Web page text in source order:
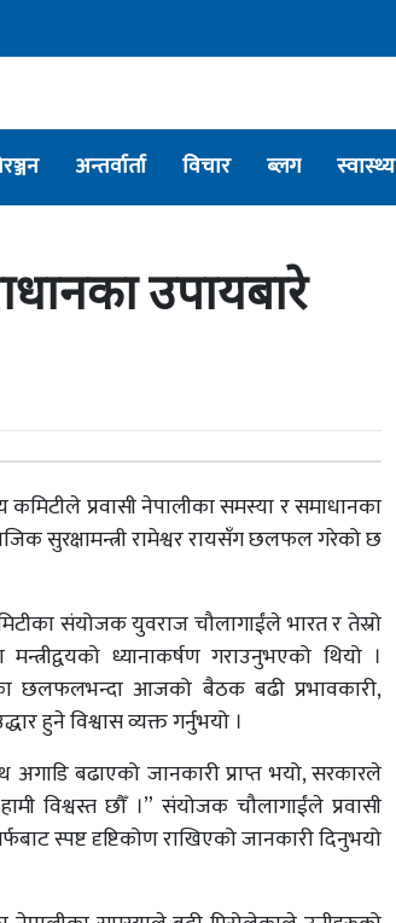
अन्तर्वार्ता विचार ब्लग स्वास्थ्य
उपायबारे
प्रवासी नेपालीका समस्या र समाधानका
सुरक्षामन्त्री रामेश्वर रायसँग छलफल गरेको छ
संयोजक युवराज चौलागाईंले भारत र तेस्रो
ध्यानाकर्षण गराउनुभएको थियो ।
छलफलभन्दा आजको बैठक बढी प्रभावकारी,
हुने विश्वास व्यक्त गर्नुभयो ।
बढाएको जानकारी प्राप्त भयो, सरकारले
विश्वस्त छौँ ।” संयोजक चौलागाईंले प्रवासी
स्पष्ट दृष्टिकोण राखिएको जानकारी दिनुभयो